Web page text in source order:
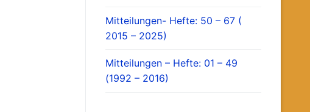
Mitteilungen- Hefte: 50 – 67 (
2015 – 2025)
Mitteilungen – Hefte: 01 – 49
(1992 – 2016)